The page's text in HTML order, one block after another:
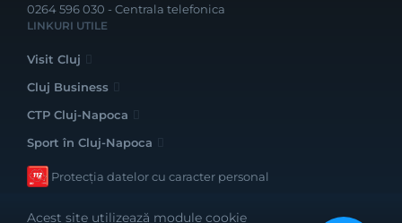
0264 596 030 - Centrala telefonica
LINKURI UTILE
Visit Cluj
Cluj Business
CTP Cluj-Napoca
Sport în Cluj-Napoca
Protecția datelor cu caracter personal
Acest site utilizează module cookie